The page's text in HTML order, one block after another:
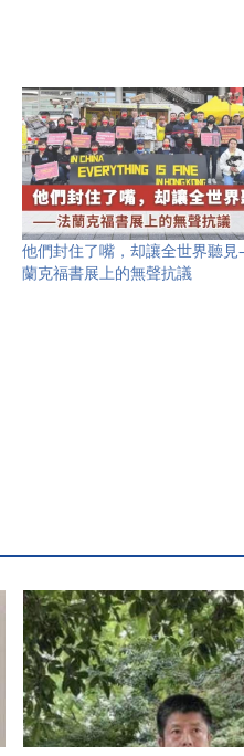
他們封住了嘴，却讓全世界聽
蘭克福書展上的無聲抗議